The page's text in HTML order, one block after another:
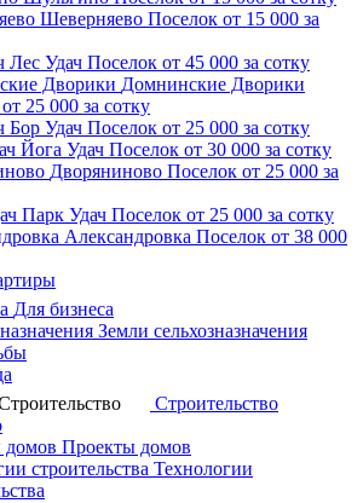
Шеверняево Поселок от 15 000 за
Лес Удач Поселок от 45 000 за сотку
Дворики Домнинские Дворики
от 25 000 за сотку
Бор Удач Поселок от 25 000 за сотку
Йога Удач Поселок от 30 000 за сотку
Дворяниново Поселок от 25 000 за
Парк Удач Поселок от 25 000 за сотку
Александровка Поселок от 38 000
Для бизнеса
Земли сельхозназначения
Строительство
домов Проекты домов
строительства Технологии